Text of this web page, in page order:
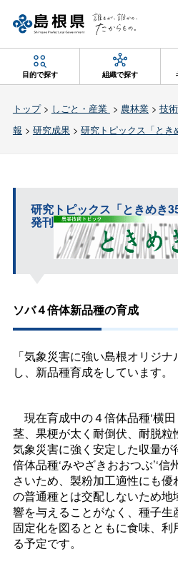
目的で探す 組織で探す
トップ> しごと・産業 > 農林業> 技
報 > 研究成果> 研究トピックス「とき
研究トピックス「ときめき
発刊
ソバ４倍体新品種の育成
「気象災害に強い島根オリジ
し、新品種育成をしています。
現在育成中の４倍体品種‘横
茎、果梗が太く耐倒伏、耐脱
気象災害に強く安定した収量が
倍体品種‘みやざきおおつぶ’‘
さいため、製粉加工適性にも
の普通種とは交配しないため
響を与えることがなく、種子生
固定化を図るとともに食味、
る予定です。